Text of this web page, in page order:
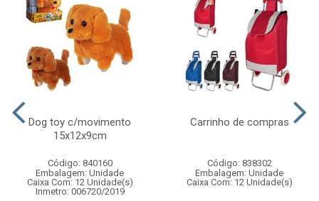
Dog toy c/movimento
15x12x9cm
Código: 840160
Embalagem: Unidade
Caixa Com: 12 Unidade(s)
Inmetro: 006720/2019
Carrinho de compras
Código: 838302
Embalagem: Unidade
Caixa Com: 12 Unidade(s)